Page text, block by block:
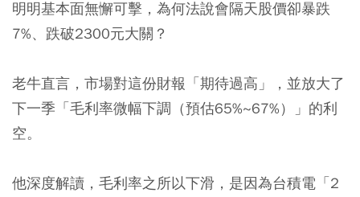
明明基本面無懈可擊，為何法說會隔天股價卻暴跌
7%、跌破2300元大關？
老牛直言，市場對這份財報「期待過高」，並放大了
下一季「毛利率微幅下調（預估65%~67%）」的利
空。
他深度解讀，毛利率之所以下滑，是因為台積電「2